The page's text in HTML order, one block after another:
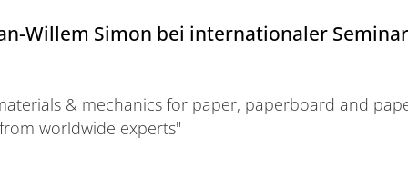
Willem Simon bei internationaler
& mechanics for paper, paperboard and
worldwide experts"
Simon bei internationaler Seminarreihe